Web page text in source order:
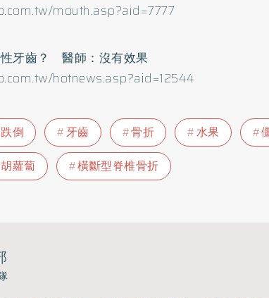
mouth.asp?aid=7777
牙齒？ 醫師：沒有效果
hotnews.asp?aid=12544
跌倒 牙齒 骨折 水果
胡蘿蔔 橫斷型脊椎骨折